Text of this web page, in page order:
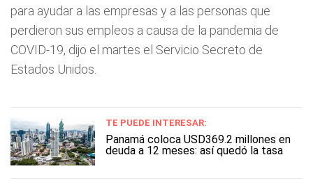
para ayudar a las empresas y a las personas que
perdieron sus empleos a causa de la pandemia de
COVID-19, dijo el martes el Servicio Secreto de
Estados Unidos.
TE PUEDE INTERESAR:
Panamá coloca USD369.2 millones en
deuda a 12 meses: así quedó la tasa